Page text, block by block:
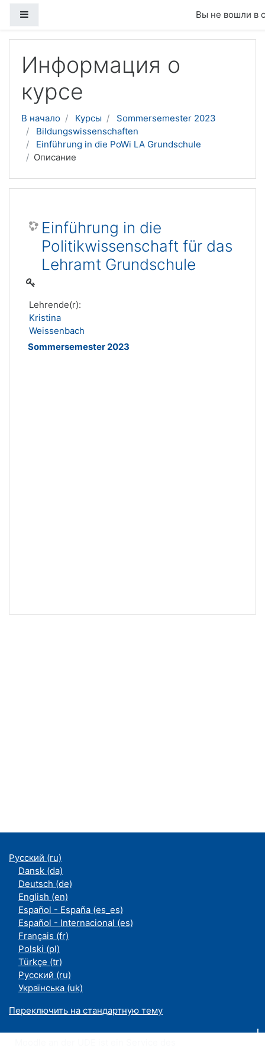
Вы не вошли в
Информация о
курсе
В начало Курсы
Sommersemester 2023
Bildungswissenschaften
Einführung in die PoWi LA Grundschule
Описание
Einführung in die
Politikwissenschaft für das
Lehramt Grundschule
Lehrende(r):
Kristina
Weissenbach
Sommersemester 2023
Русский ‎(ru)‎
Dansk ‎(da)‎
Deutsch ‎(de)‎
English ‎(en)‎
Español - España ‎(es_es)‎
Español - Internacional ‎(es)‎
Français ‎(fr)‎
Polski ‎(pl)‎
Türkçe ‎(tr)‎
Русский ‎(ru)‎
Українська ‎(uk)‎
Переключить на стандартную тему